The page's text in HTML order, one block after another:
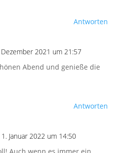
Antworten
2021 um 21:57
Abend und genieße die
Antworten
Januar 2022 um 14:50